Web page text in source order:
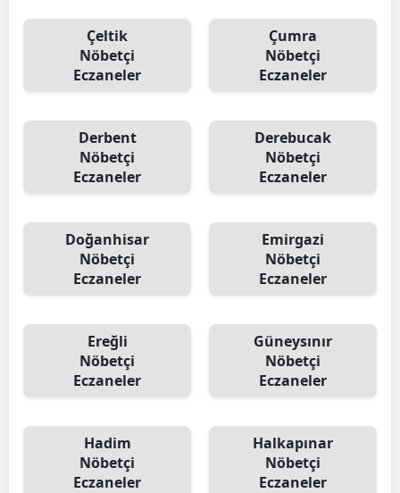
Çeltik
Nöbetçi
Eczaneler
Çumra
Nöbetçi
Eczaneler
Derbent
Nöbetçi
Eczaneler
Derebucak
Nöbetçi
Eczaneler
Doğanhisar
Nöbetçi
Eczaneler
Emirgazi
Nöbetçi
Eczaneler
Ereğli
Nöbetçi
Eczaneler
Güneysınır
Nöbetçi
Eczaneler
Hadim
Nöbetçi
Eczaneler
Halkapınar
Nöbetçi
Eczaneler